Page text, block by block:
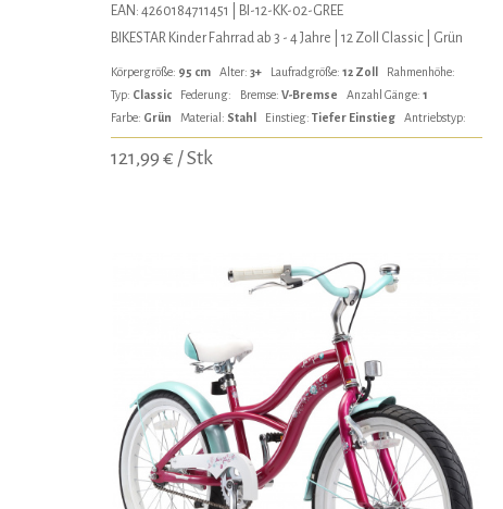
EAN: 4260184711451 | BI-12-KK-02-GREE
BIKESTAR Kinder Fahrrad ab 3 - 4 Jahre | 12 Zoll Classic | Grün
Körpergröße: 95 cm Alter: 3+ Laufradgröße: 12 Zoll
Rahmenhöhe:
Typ: Classic Federung: Bremse: V-Bremse Anzahl Gänge: 1
Farbe: Grün Material: Stahl Einstieg: Tiefer Einstieg Antriebstyp:
121,99 € / Stk